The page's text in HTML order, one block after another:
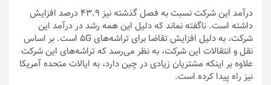
درآمد این شرکت نسبت به فصل گذشته نیز 43.9 درصد افزایش
داشته است. ناگفته نماند که دلیل این همه رشد در درآمد این
شرکت، به دلیل افزایش تقاضا برای تراشه‌های 5G است. بر اساس
نقل و انتقالات این شرکت، به نظر می‌رسد که تراشه‌های این شرکت
علاوه بر اینکه مشتریان زیادی در چین دارد، به ایالات متحده آمریکا
نیز راه پیدا کرده است.